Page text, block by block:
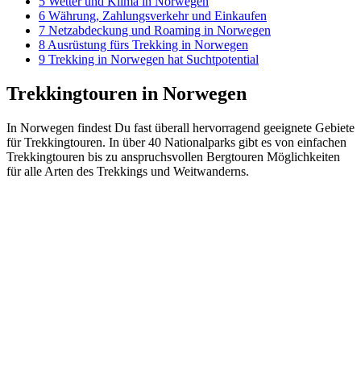
6 Währung, Zahlungsverkehr und Einkaufen
7 Netzabdeckung und Roaming in Norwegen
8 Ausrüstung fürs Trekking in Norwegen
9 Trekking in Norwegen hat Suchtpotential
Trekkingtouren in Norwegen
In Norwegen findest Du fast überall hervorragend geeignete Gebiete
für Trekkingtouren. In über 40 Nationalparks gibt es von einfachen
Trekkingtouren bis zu anspruchsvollen Bergtouren Möglichkeiten
für alle Arten des Trekkings und Weitwanderns.